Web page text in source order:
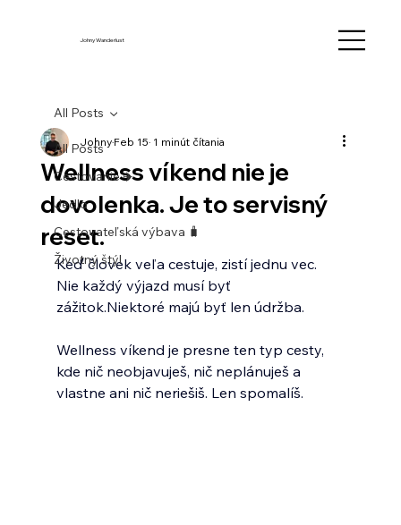
Johny Wanderlust
All Posts
Cestovanie ✈️
Jedlo
Cestovateľská výbava 🧳
Životný štýl
All Posts
Wellness víkend nie je
dovolenka. Je to servisný
reset.
JohnyFeb 151 minút čítania
Keď človek veľa cestuje, zistí jednu vec.
Nie každý výjazd musí byť
zážitok.Niektoré majú byť len údržba.
Wellness víkend je presne ten typ cesty,
kde nič neobjavuješ, nič neplánuješ a
vlastne ani nič neriešiš. Len spomalíš.